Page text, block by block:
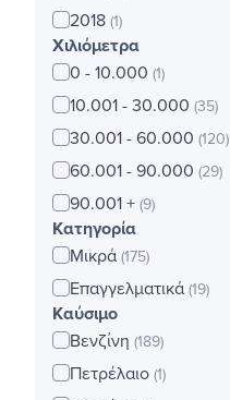
2018 (1)
Χιλιόμετρα
0 - 10.000 (1)
10.001 - 30.000 (35)
30.001 - 60.000 (120)
60.001 - 90.000 (29)
90.001 + (9)
Κατηγορία
Μικρά (175)
Επαγγελματικά (19)
Καύσιμο
Βενζίνη (189)
Πετρέλαιο (1)